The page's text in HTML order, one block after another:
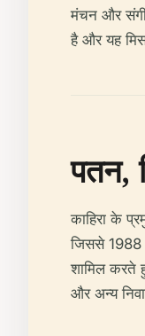
मंचन और
है और यह
पतन,
काहिरा के
जिससे 1988
शामिल करते
और अन्य